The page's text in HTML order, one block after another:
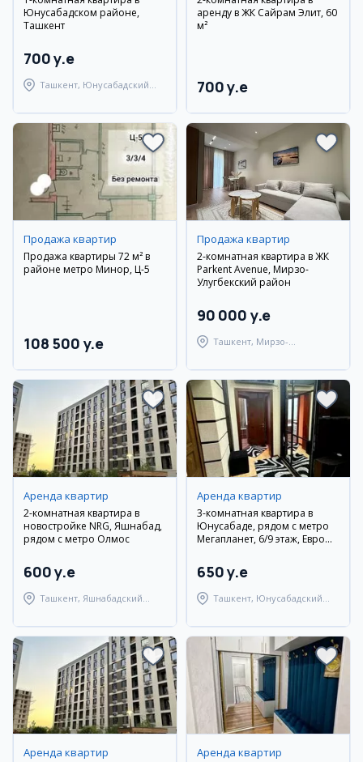
Юнусабадском районе,
Ташкент
700 y.e
Ташкент, Юнусабадский
аренду в ЖК Сайрам Элит, 60
м²
700 y.e
Продажа квартир
Продажа квартиры 72 м² в
районе метро Минор, Ц-5
108 500 y.e
Продажа квартир
2-комнатная квартира в ЖК
Parkent Avenue, Мирзо-
Улугбекский район
90 000 y.e
Ташкент, Мирзо-
Аренда квартир
2-комнатная квартира в
новостройке NRG, Яшнабад,
рядом с метро Олмос
600 y.e
Ташкент, Яшнабадский
Аренда квартир
3-комнатная квартира в
Юнусабаде, рядом с метро
Мегапланет, 6/9 этаж, Евро
650 y.e
Ташкент, Юнусабадский
Аренда квартир Аренда квартир